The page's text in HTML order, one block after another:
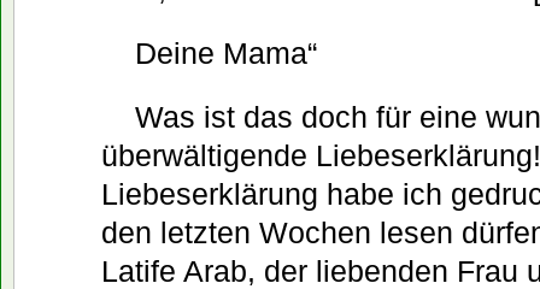
Deine Mama“
Was ist das doch für eine
überwältigende
Liebeserklärung habe ich
den letzten Wochen lesen
Latife Arab, der liebenden Frau